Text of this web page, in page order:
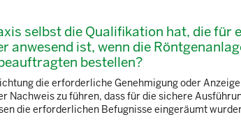
selbst die Qualifikation hat, die für
ist, wenn die
bestellen?
die erforderliche Genehmigung oder
Nachweis zu führen, dass für die sichere
die erforderlichen Befugnisse eingeräumt